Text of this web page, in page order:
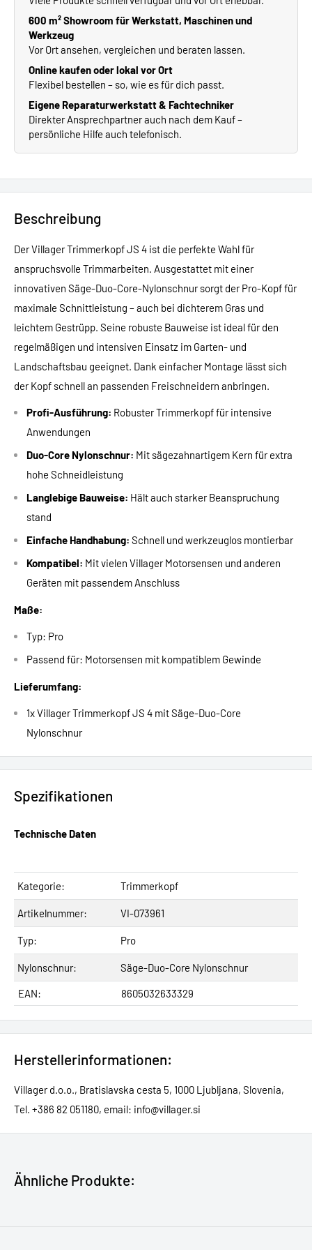
600 m² Showroom für Werkstatt, Maschinen und
Werkzeug
Vor Ort ansehen, vergleichen und beraten lassen.
Online kaufen oder lokal vor Ort
Flexibel bestellen – so, wie es für dich passt.
Eigene Reparaturwerkstatt & Fachtechniker
Direkter Ansprechpartner auch nach dem Kauf –
persönliche Hilfe auch telefonisch.
Beschreibung
Der Villager Trimmerkopf JS 4 ist die perfekte Wahl für
anspruchsvolle Trimmarbeiten. Ausgestattet mit einer
innovativen Säge-Duo-Core-Nylonschnur sorgt der Pro-Kopf für
maximale Schnittleistung – auch bei dichterem Gras und
leichtem Gestrüpp. Seine robuste Bauweise ist ideal für den
regelmäßigen und intensiven Einsatz im Garten- und
Landschaftsbau geeignet. Dank einfacher Montage lässt sich
der Kopf schnell an passenden Freischneidern anbringen.
Profi-Ausführung: Robuster Trimmerkopf für intensive
Anwendungen
Duo-Core Nylonschnur: Mit sägezahnartigem Kern für extra
hohe Schneidleistung
Langlebige Bauweise: Hält auch starker Beanspruchung
stand
Einfache Handhabung: Schnell und werkzeuglos montierbar
Kompatibel: Mit vielen Villager Motorsensen und anderen
Geräten mit passendem Anschluss
Maße:
Typ: Pro
Passend für: Motorsensen mit kompatiblem Gewinde
Lieferumfang:
1x Villager Trimmerkopf JS 4 mit Säge-Duo-Core
Nylonschnur
Spezifikationen
Technische Daten
Kategorie: Trimmerkopf
Artikelnummer: VI-073961
Typ: Pro
Nylonschnur: Säge-Duo-Core Nylonschnur
EAN: 8605032633329
Herstellerinformationen:
Villager d.o.o., Bratislavska cesta 5, 1000 Ljubljana, Slovenia,
Tel. +386 82 051180, email: info@villager.si
Ähnliche Produkte: